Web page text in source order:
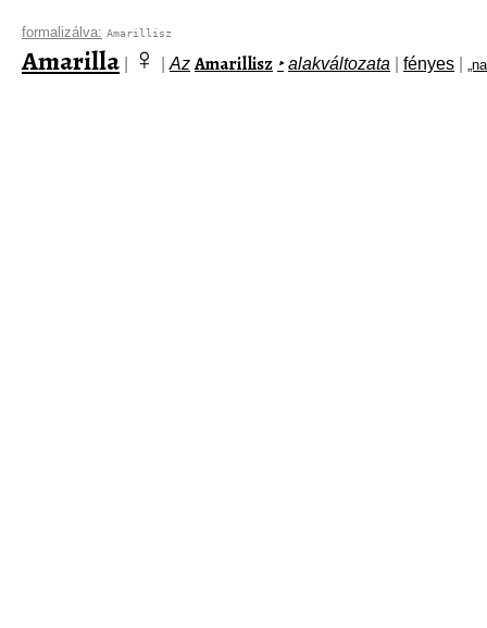
formalizálva: Amarillisz
Amarilla ♀ Az Amarillisz ‣ alakváltozata fényes